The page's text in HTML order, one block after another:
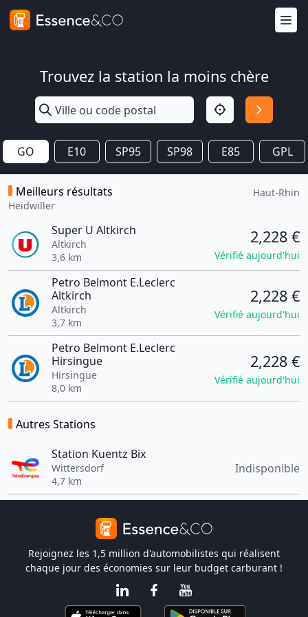
Trouvez la station la moins chère
GO E10 SP95 SP98 E85 GPL
Meilleurs résultats
Heidwiller
Haut-Rhin
Super U Altkirch
Altkirch
3,6 km
2,228 €
Vérifié aujourd'hui
Petro Belmont E.Leclerc
Altkirch
Altkirch
3,7 km
2,228 €
Vérifié aujourd'hui
Petro Belmont E.Leclerc
Hirsingue
Hirsingue
8,0 km
2,228 €
Vérifié aujourd'hui
Autres Stations
Station Kuentz Bix
Wittersdorf
4,7 km
Indisponible
Rejoignez les 1,5 million d'automobilistes qui réalisent
chaque jour des économies sur leur budget carburant !